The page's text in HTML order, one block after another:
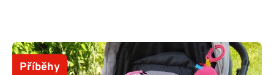
Příběhy